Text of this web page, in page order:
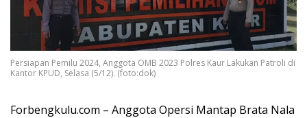
Persiapan Pemilu 2024, Anggota OMB 2023 Polres Kaur Lakukan Patroli di
Kantor KPUD, Selasa (5/12). (foto:dok)
Forbengkulu.com – Anggota Opersi Mantap Brata Nala